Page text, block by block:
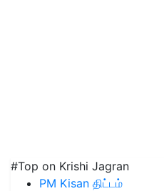
#Top on Krishi Jagran
PM Kisan திட்டம்